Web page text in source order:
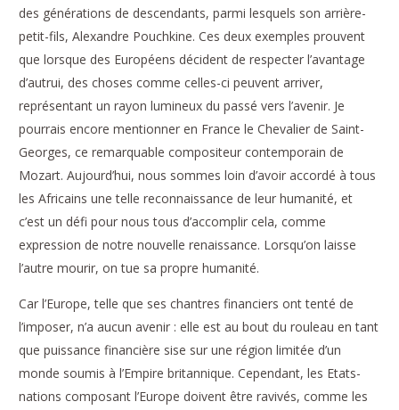
des générations de descendants, parmi lesquels son arrière-
petit-fils, Alexandre Pouchkine. Ces deux exemples prouvent
que lorsque des Européens décident de respecter l’avantage
d’autrui, des choses comme celles-ci peuvent arriver,
représentant un rayon lumineux du passé vers l’avenir. Je
pourrais encore mentionner en France le Chevalier de Saint-
Georges, ce remarquable compositeur contemporain de
Mozart. Aujourd’hui, nous sommes loin d’avoir accordé à tous
les Africains une telle reconnaissance de leur humanité, et
c’est un défi pour nous tous d’accomplir cela, comme
expression de notre nouvelle renaissance. Lorsqu’on laisse
l’autre mourir, on tue sa propre humanité.
Car l’Europe, telle que ses chantres financiers ont tenté de
l’imposer, n’a aucun avenir : elle est au bout du rouleau en tant
que puissance financière sise sur une région limitée d’un
monde soumis à l’Empire britannique. Cependant, les Etats-
nations composant l’Europe doivent être ravivés, comme les